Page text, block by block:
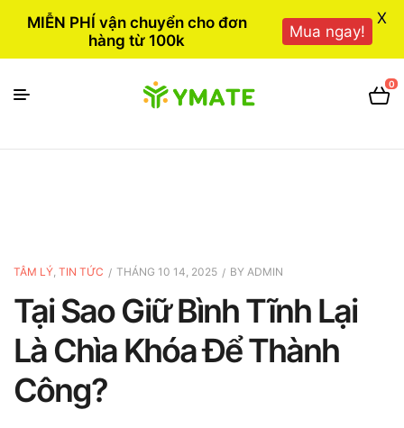
0
TÂM LÝ, TIN TỨC THÁNG 10 14, 2025 BY ADMIN
Tại Sao Giữ Bình Tĩnh Lại
Là Chìa Khóa Để Thành
Công?
MIỄN PHÍ vận chuyển cho đơn
hàng từ 100k
Mua ngay!
X